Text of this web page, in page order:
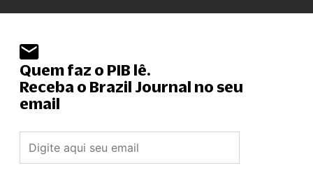
Quem faz o PIB lê.
Receba o Brazil Journal no seu
email